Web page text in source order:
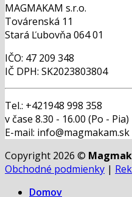
MAGMAKAM s.r.o.
Továrenská 11
Stará Ľubovňa 064 01
IČO: 47 209 348
IČ DPH: SK2023803804
Tel.: +421948 998 358
v čase 8.30 - 16.00 (Po - Pia)
E-mail: info@magmakam.sk
Copyright 2026 ©
Obchodné podmienky |
Domov